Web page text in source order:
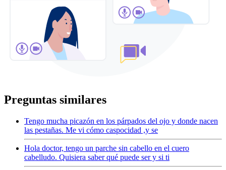
Preguntas similares
Tengo mucha picazón en los párpados del ojo y donde nacen
las pestañas. Me vi cómo caspocidad ,y se
Hola doctor, tengo un parche sin cabello en el cuero
cabelludo. Quisiera saber qué puede ser y si ti